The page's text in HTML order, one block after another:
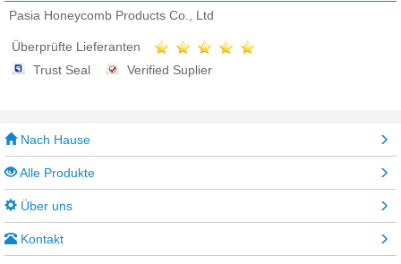
Pasia Honeycomb Products Co., Ltd
Überprüfte Lieferanten
Trust Seal
Verified Suplier
Nach Hause
Alle Produkte
Über uns
Kontakt